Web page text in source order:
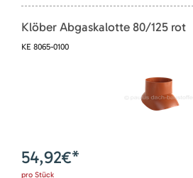
Klöber Abgaskalotte 80/125 rot
KE 8065-0100
54,92€*
pro Stück